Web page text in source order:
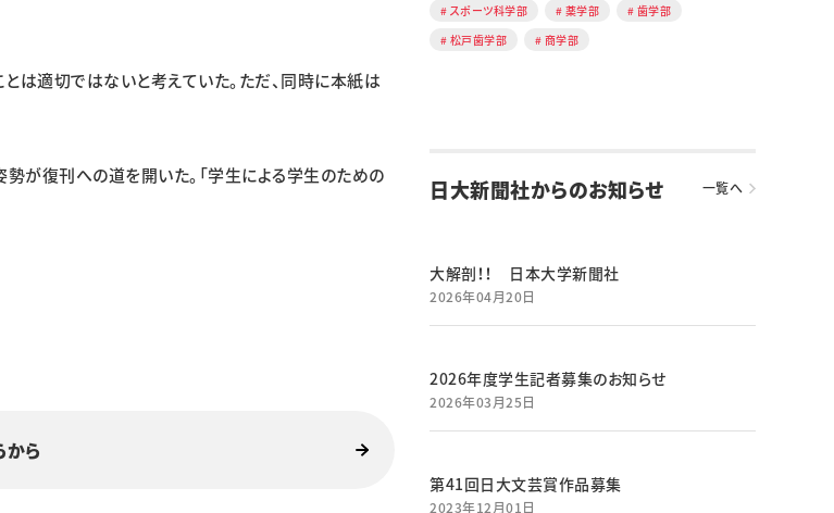
は適切ではないと考えていた。ただ、同時に本紙は
が復刊への道を開いた。「学生による学生のための
から
スポーツ科学部
薬学部
歯学部
松戸歯学部
商学部
日大新聞社からのお知らせ 一覧へ
大解剖！！ 日本大学新聞社
2026年04月20日
2026年度学生記者募集のお知らせ
2026年03月25日
第41回日大文芸賞作品募集
2023年12月01日